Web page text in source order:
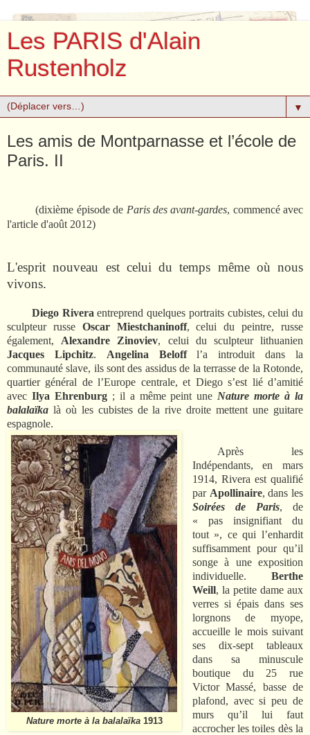
Les PARIS d'Alain
Rustenholz
▼
Les amis de Montparnasse et l’école de
Paris. II
(dixième épisode de Paris des avant-gardes, commencé avec
l'article d'août 2012)
L'esprit nouveau est celui du temps même où nous
vivons.
Diego Rivera entreprend quelques portraits cubistes, celui du
sculpteur russe Oscar Miestchaninoff, celui du peintre, russe
également, Alexandre Zinoviev, celui du sculpteur lithuanien
Jacques Lipchitz. Angelina Beloffl’a introduit dans la
communauté slave, ils sont des assidus de la terrasse de la Rotonde,
quartier général de l’Europe centrale, et Diego s’est lié d’amitié
avec Ilya Ehrenburg; il a même peint une Nature morte à la
balalaïka là où les cubistes de la rive droite mettent une guitare
espagnole.
Nature morte à la balalaïka 1913
Après les
Indépendants, en mars
1914, Rivera est qualifié
par Apollinaire, dans les
Soirées de Paris, de
« pas insignifiant du
tout », ce qui l’enhardit
suffisamment pour qu’il
songe à une exposition
individuelle. Berthe
Weill, la petite dame aux
verres si épais dans ses
lorgnons de myope,
accueille le mois suivant
ses dix-sept tableaux
dans sa minuscule
boutique du 25 rue
Victor Massé, basse de
plafond, avec si peu de
murs qu’il lui faut
accrocher les toiles dès la